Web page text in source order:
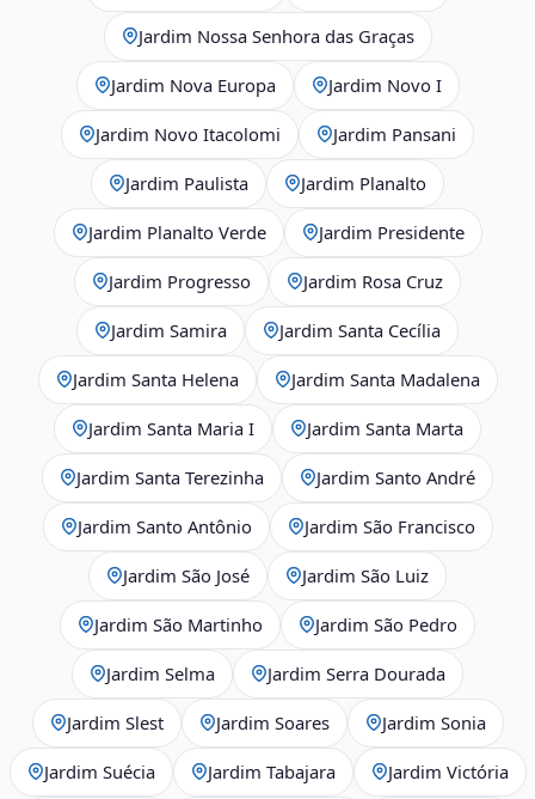
Jardim Nossa Senhora das Graças
Jardim Nova Europa Jardim Novo I
Jardim Novo Itacolomi Jardim Pansani
Jardim Paulista Jardim Planalto
Jardim Planalto Verde Jardim Presidente
Jardim Progresso Jardim Rosa Cruz
Jardim Samira Jardim Santa Cecília
Jardim Santa Helena Jardim Santa Madalena
Jardim Santa Maria I Jardim Santa Marta
Jardim Santa Terezinha Jardim Santo André
Jardim Santo Antônio Jardim São Francisco
Jardim São José Jardim São Luiz
Jardim São Martinho Jardim São Pedro
Jardim Selma Jardim Serra Dourada
Jardim Slest Jardim Soares Jardim Sonia
Jardim Suécia Jardim Tabajara Jardim Victória